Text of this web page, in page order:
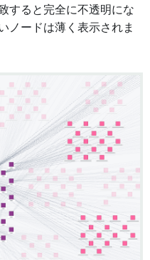
すると完全に不透明にな
ノードは薄く表示されま